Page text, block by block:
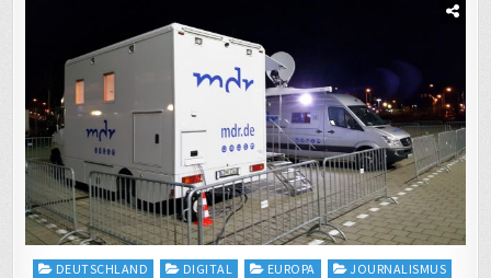
PostedDEUTSCHLAND DIGITAL EUROPA
JOURNALISMUS